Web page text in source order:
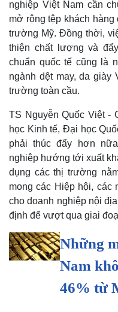
Doanh nghiệp
Thông tin doanh nghiệp
Doanh nghiệp 24h
Doanh nhân
Vì cộng đồng
nghiệp Việt Nam cần
mở rộng tệp khách
trường Mỹ. Đồng thời,
thiện chất lượng và
chuẩn quốc tế cũng là
ngành dệt may, da giày
trường toàn cầu.
TS Nguyễn Quốc Việt -
học Kinh tế, Đại học
phải thúc đẩy hơn
nghiệp hướng tới xuất
dụng các thị trường
mong các Hiệp hội, các
cho doanh nghiệp nội
định để vượt qua giai
Những
Nam
46% từ